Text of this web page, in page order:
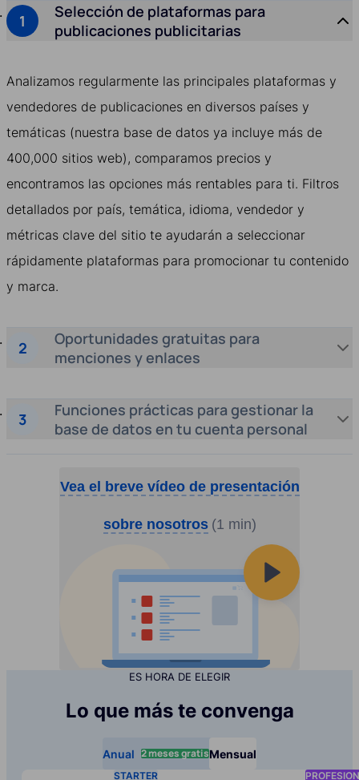
Selección de plataformas para
publicaciones publicitarias
Analizamos regularmente las principales plataformas y
vendedores de publicaciones en diversos países y
temáticas (nuestra base de datos ya incluye más de
400,000 sitios web), comparamos precios y
encontramos las opciones más rentables para ti. Filtros
detallados por país, temática, idioma, vendedor y
métricas clave del sitio te ayudarán a seleccionar
rápidamente plataformas para promocionar tu contenido
y marca.
Oportunidades gratuitas para
menciones y enlaces
Funciones prácticas para gestionar la
base de datos en tu cuenta personal
Vea el breve vídeo de presentación
sobre nosotros (1 min)
ES HORA DE ELEGIR
Lo que más te convenga
Anual 2 meses gratisMensual
STARTER